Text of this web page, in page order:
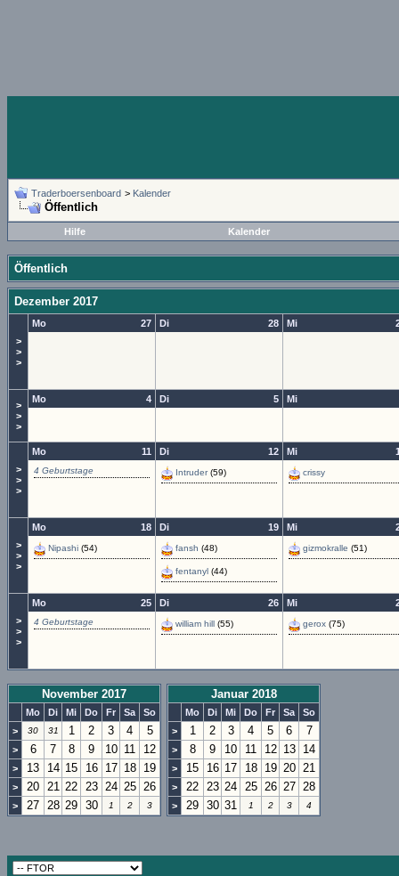
Traderboersenboard > Kalender
Öffentlich
Hilfe Kalender
Öffentlich
Dezember 2017
>
>
>
27
Mo 28
Di Mi
>
>
>
4
Mo 5
Di Mi
>
>
>
11
Mo
4 Geburtstage
12
Di
Intruder(59)
Mi
crissy
>
>
>
18
Mo
Nipashi (54)
19
Di
fansh (48)
fentanyl (44)
Mi
gizmokralle (51)
>
>
>
25
Mo
4 Geburtstage
26
Di
william hill (55)
Mi
gerox (75)
November 2017
Mo Di Mi Do Fr Sa
So
>
30 31 1 2 3 4 5
> 6 7 8 9 10 11 12
> 13 14 15 16 17 18 19
> 20 21 22 23 24 25 26
> 27 28 29 30 1 2 3
Januar 2018
Mo Di Mi Do Fr Sa
So
>
1 2 3 4 5 6 7
> 8 9 10 11 12 13 14
> 15 16 17 18 19 20 21
> 22 23 24 25 26 27 28
> 29 30 31 1 2 3 4